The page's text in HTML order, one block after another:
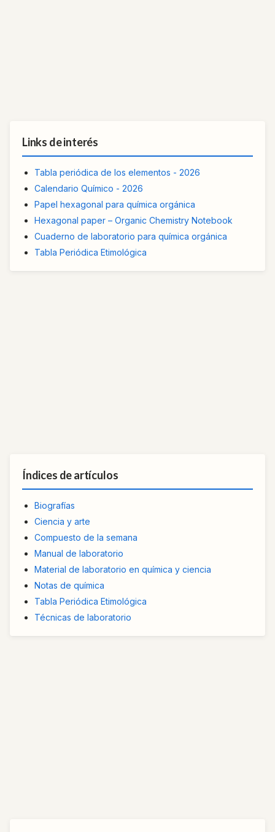
Links de interés
Tabla periódica de los elementos - 2026
Calendario Químico - 2026
Papel hexagonal para química orgánica
Hexagonal paper – Organic Chemistry Notebook
Cuaderno de laboratorio para química orgánica
Tabla Periódica Etimológica
Índices de artículos
Biografías
Ciencia y arte
Compuesto de la semana
Manual de laboratorio
Material de laboratorio en química y ciencia
Notas de química
Tabla Periódica Etimológica
Técnicas de laboratorio